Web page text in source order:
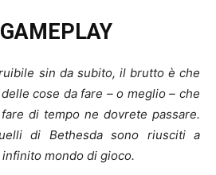
sin da subito, il brutto è che
cose da fare – o meglio – che
di tempo ne dovrete passare.
di Bethesda sono riusciti a
mondo di gioco.